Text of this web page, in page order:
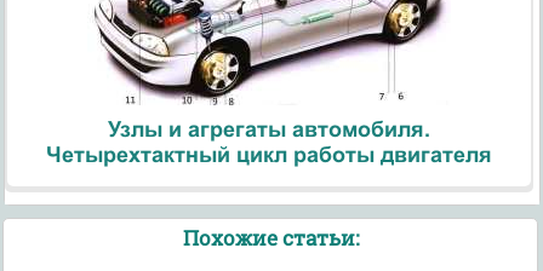
Узлы и агрегаты автомобиля.
Четырехтактный цикл работы двигателя
Похожие статьи: